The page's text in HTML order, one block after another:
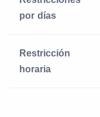
por días
Restricción
horaria